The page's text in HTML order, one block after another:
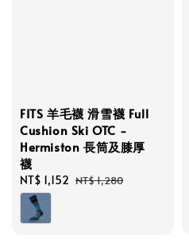
FITS 羊毛襪 滑雪襪 Full
Cushion Ski OTC -
Hermiston 長筒及膝厚
襪
Sale
price
NT$ 1,152 Regular
NT$ 1,280